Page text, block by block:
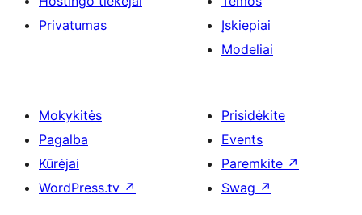
Privatumas
Įskiepiai
Modeliai
Mokykitės
Pagalba
Kūrėjai
WordPress.tv ↗
Prisidėkite
Events
Paremkite ↗
Swag ↗